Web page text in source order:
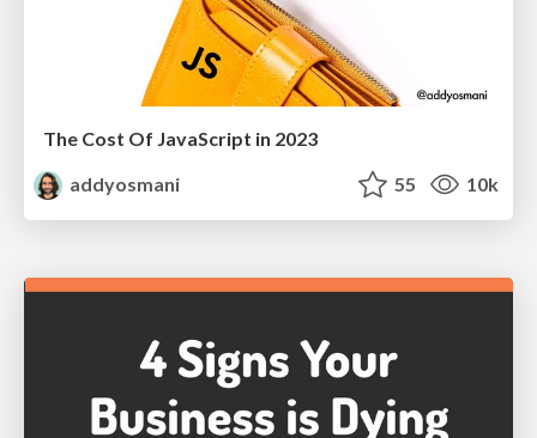
The Cost Of JavaScript in 2023
addyosmani
55 10k